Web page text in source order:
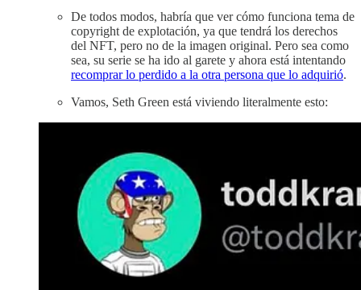
De todos modos, habría que ver cómo funciona tema de
copyright de explotación, ya que tendrá los derechos
del NFT, pero no de la imagen original. Pero sea como
sea, su serie se ha ido al garete y ahora está intentando
recomprar lo perdido a la otra persona que lo adquirió.
Vamos, Seth Green está viviendo literalmente esto: